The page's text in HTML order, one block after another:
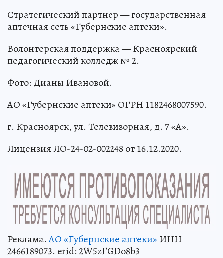
Стратегический партнер — государственная
аптечная сеть «Губернские аптеки».
Волонтерская поддержка — Красноярский
педагогический колледж № 2.
Фото: Дианы Ивановой.
АО «Губернские аптеки» ОГРН 1182468007590.
г. Красноярск, ул. Телевизорная, д. 7 «А».
Лицензия ЛО-24-02-002248 от 16.12.2020.
Реклама.АО «Губернские аптеки» ИНН
2466189073. erid: 2W5zFGDo8b3